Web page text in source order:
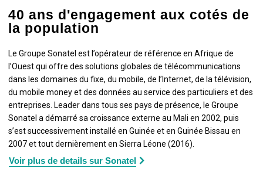
40 ans d'engagement aux cotés de
la population
Le Groupe Sonatel est l’opérateur de référence en Afrique de
l’Ouest qui offre des solutions globales de télécommunications
dans les domaines du fixe, du mobile, de l’Internet, de la télévision,
du mobile money et des données au service des particuliers et des
entreprises. Leader dans tous ses pays de présence, le Groupe
Sonatel a démarré sa croissance externe au Mali en 2002, puis
s’est successivement installé en Guinée et en Guinée Bissau en
2007 et tout dernièrement en Sierra Léone (2016).
Voir plus de details sur Sonatel